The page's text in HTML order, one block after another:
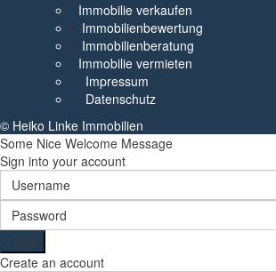
Immobilie verkaufen
Immobilienbewertung
Immobilienberatung
Immobilie vermieten
Impressum
Datenschutz
© Heiko Linke Immobilien
Some Nice Welcome Message
Sign into your account
Login
Create an account